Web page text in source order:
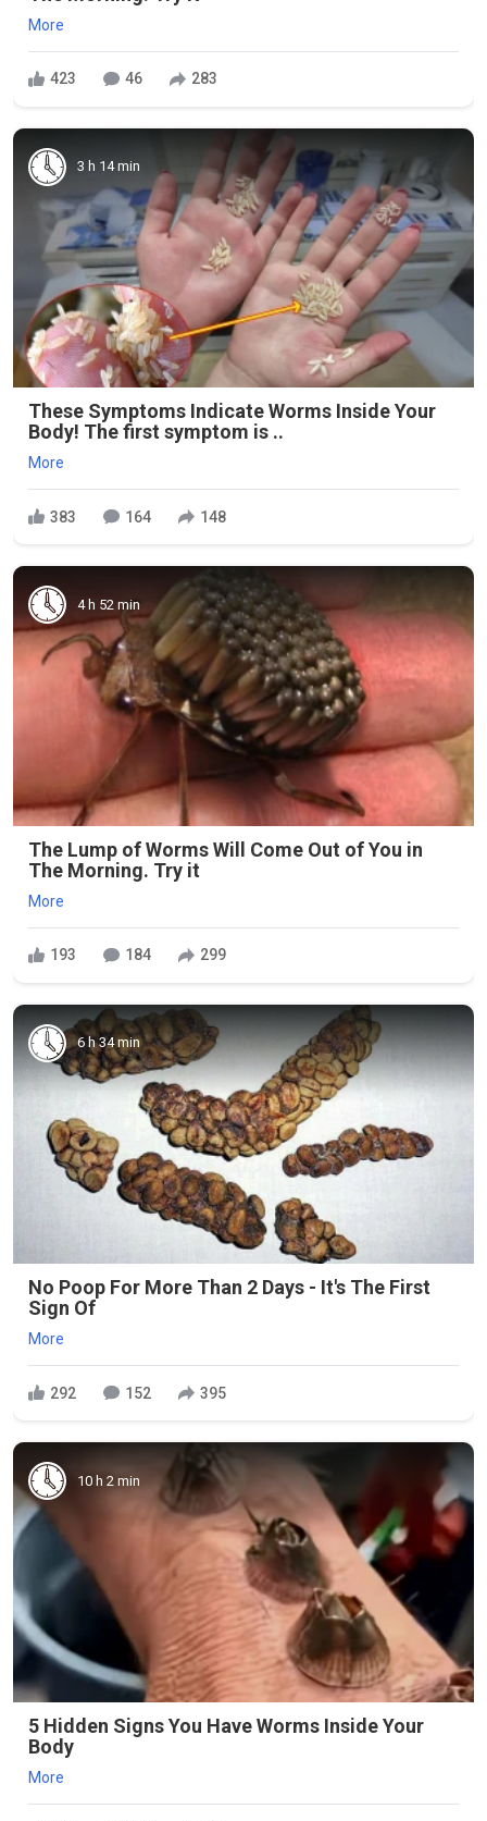
More
423 46 283
3 h 14 min
These Symptoms Indicate Worms Inside Your
Body! The first symptom is ..
More
383 164 148
4 h 52 min
The Lump of Worms Will Come Out of You in
The Morning. Try it
More
193 184 299
6 h 34 min
No Poop For More Than 2 Days - It's The First
Sign Of
More
292 152 395
10 h 2 min
5 Hidden Signs You Have Worms Inside Your
Body
More